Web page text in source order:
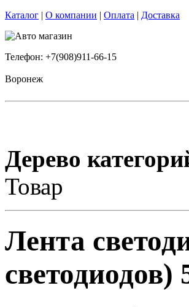
Каталог | О компании | Оплата | Доставка
Телефон: +7(908)911-66-15
Воронеж
Дерево
Товар
Лента